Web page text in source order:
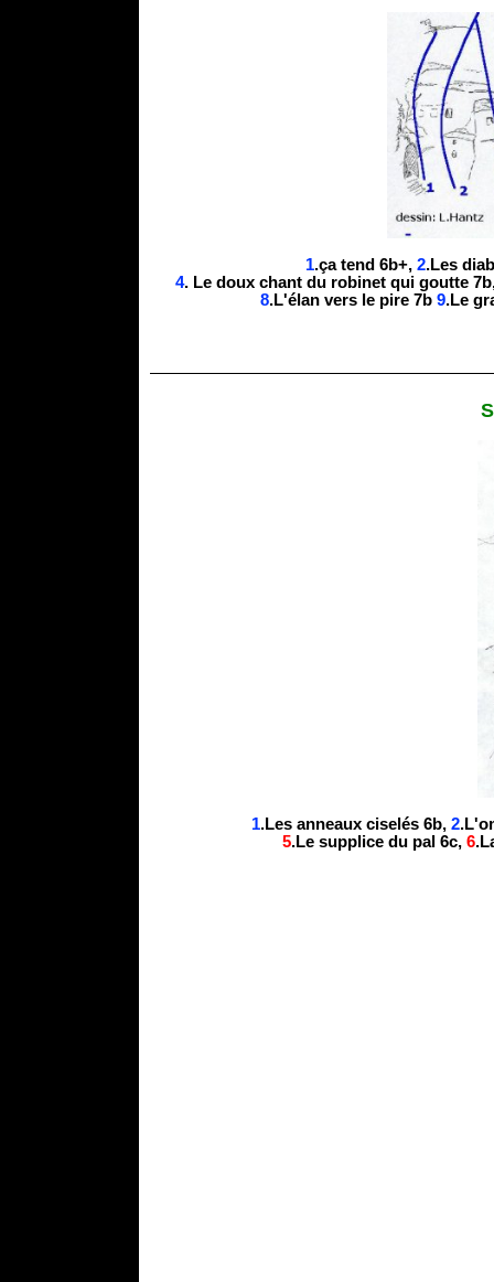
1.ça tend 6b+, 2.Les
4. Le doux chant du robinet qui goutte
8.L'élan vers le pire 7b 9.Le
1.Les anneaux ciselés 6b, 2
5.Le supplice du pal 6c, 6